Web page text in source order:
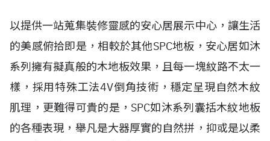
以提供一站蒐集裝修靈感的安心居展示中心，讓生活
的美感俯拾即是，相較於其他SPC地板，安心居如沐
系列擁有擬真般的木地板效果，且每一塊紋路不太一
樣，採用特殊工法4V倒角技術，穩定呈現自然木紋
肌理，更難得可貴的是，SPC如沐系列囊括木紋地板
的各種表現，舉凡是大器厚實的自然拼，抑或是以柔